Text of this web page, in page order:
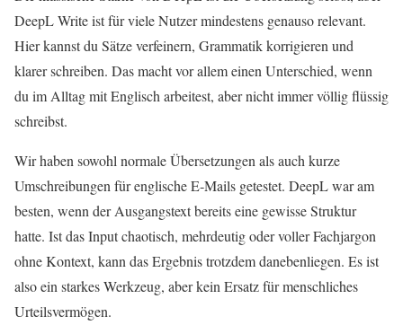
DeepL Write ist für viele Nutzer mindestens genauso relevant.
Hier kannst du Sätze verfeinern, Grammatik korrigieren und
klarer schreiben. Das macht vor allem einen Unterschied, wenn
du im Alltag mit Englisch arbeitest, aber nicht immer völlig flüssig
schreibst.
Wir haben sowohl normale Übersetzungen als auch kurze
Umschreibungen für englische E‑Mails getestet. DeepL war am
besten, wenn der Ausgangstext bereits eine gewisse Struktur
hatte. Ist das Input chaotisch, mehrdeutig oder voller Fachjargon
ohne Kontext, kann das Ergebnis trotzdem danebenliegen. Es ist
also ein starkes Werkzeug, aber kein Ersatz für menschliches
Urteilsvermögen.